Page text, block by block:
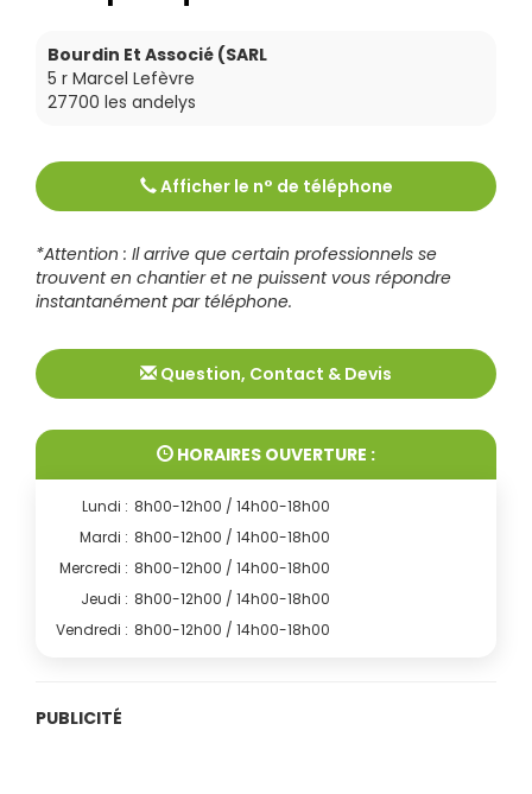
Bourdin Et Associé (SARL
5 r Marcel Lefèvre
27700 les andelys
Afficher le n° de téléphone
0232535157
*Attention : Il arrive que certain professionnels se
trouvent en chantier et ne puissent vous répondre
instantanément par téléphone.
Question, Contact & Devis
HORAIRES OUVERTURE :
Lundi : 8h00-12h00 / 14h00-18h00
Mardi : 8h00-12h00 / 14h00-18h00
Mercredi : 8h00-12h00 / 14h00-18h00
Jeudi : 8h00-12h00 / 14h00-18h00
Vendredi : 8h00-12h00 / 14h00-18h00
PUBLICITÉ